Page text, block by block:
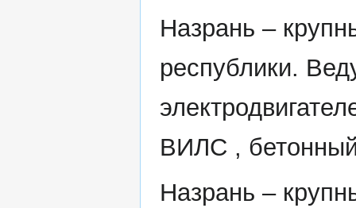
Назрань –
республики.
ВИЛС ,
Назрань –